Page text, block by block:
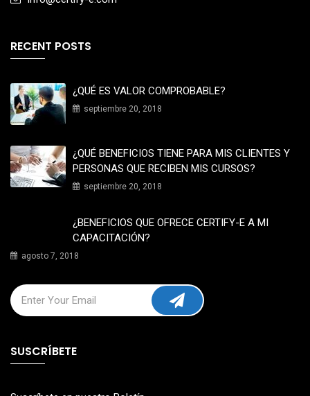
RECENT POSTS
¿QUÉ ES VALOR COMPROBABLE?
septiembre 20, 2018
¿QUÉ BENEFICIOS TIENE PARA MIS CLIENTES Y
PERSONAS QUE RECIBEN MIS CURSOS?
septiembre 20, 2018
¿BENEFICIOS QUE OFRECE CERTIFY-E A MI
CAPACITACIÓN?
agosto 7, 2018
SUSCRÍBETE